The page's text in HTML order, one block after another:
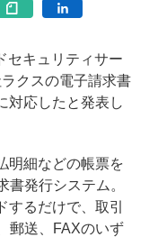
キュリティサー
クスの電子請求書
対応したと発表し
明細などの帳票を
発行システム。
るだけで、取引
郵送、FAXのいず